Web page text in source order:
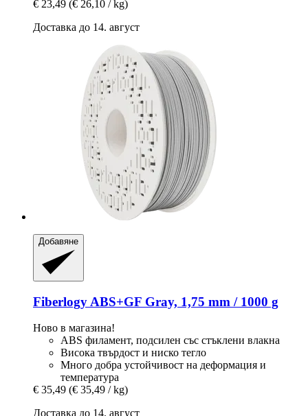
€ 23,49 (€ 26,10 / kg)
Доставка до 14. август
Добавяне
Fiberlogy ABS+GF Gray, 1,75 mm / 1000 g
Ново в магазина!
ABS филамент, подсилен със стъклени влакна
Висока твърдост и ниско тегло
Много добра устойчивост на деформация и
температура
€ 35,49 (€ 35,49 / kg)
Доставка до 14. август